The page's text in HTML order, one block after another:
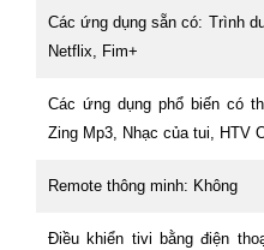
Các ứng dụng sẵn có: Trình
Netflix, Fim+
Các ứng dụng phổ biến có
Zing Mp3, Nhạc của tui, HTV
Remote thông minh: Không
Điều khiển tivi bằng điện